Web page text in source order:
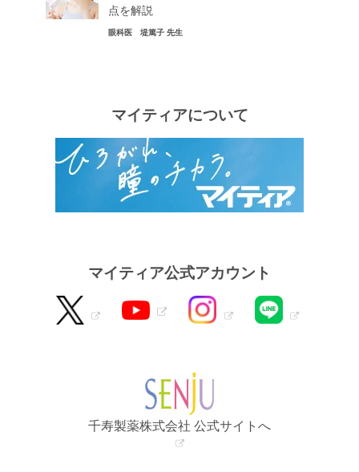
点を解説
眼科医 堤篤子 先生
マイティアについて
マイティア公式アカウント
千寿製薬株式会社 公式サイトへ